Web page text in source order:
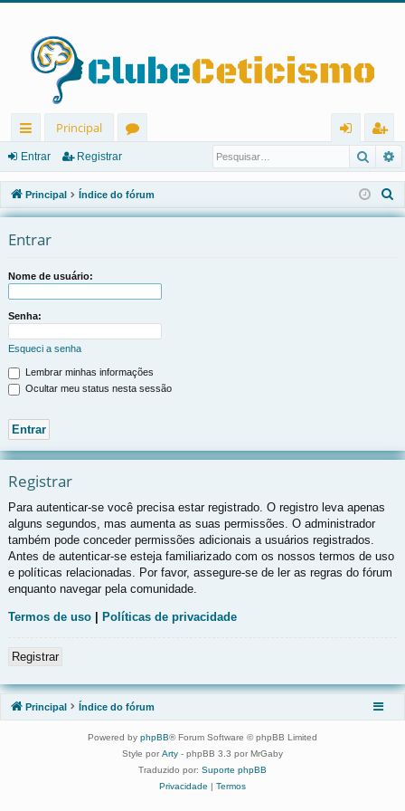
in
ks
rá
pi
os
Principal
u
ns
ra
r
eg
ist
ra
Entrar Registrar
Principal Índice do fórum
e
Entrar
Nome de usuário:
Senha:
Esqueci a senha
Lembrar minhas informações
Ocultar meu status nesta sessão
Registrar
Para autenticar-se você precisa estar registrado. O registro leva apenas
alguns segundos, mas aumenta as suas permissões. O administrador
também pode conceder permissões adicionais a usuários registrados.
Antes de autenticar-se esteja familiarizado com os nossos termos de uso
e políticas relacionadas. Por favor, assegure-se de ler as regras do fórum
enquanto navegar pela comunidade.
Termos de uso Políticas de privacidade
Registrar
Principal Índice do fórum
Powered by phpBB® Forum Software © phpBB Limited
Style por Arty - phpBB 3.3 por MrGaby
Traduzido por: Suporte phpBB
Privacidade | Termos